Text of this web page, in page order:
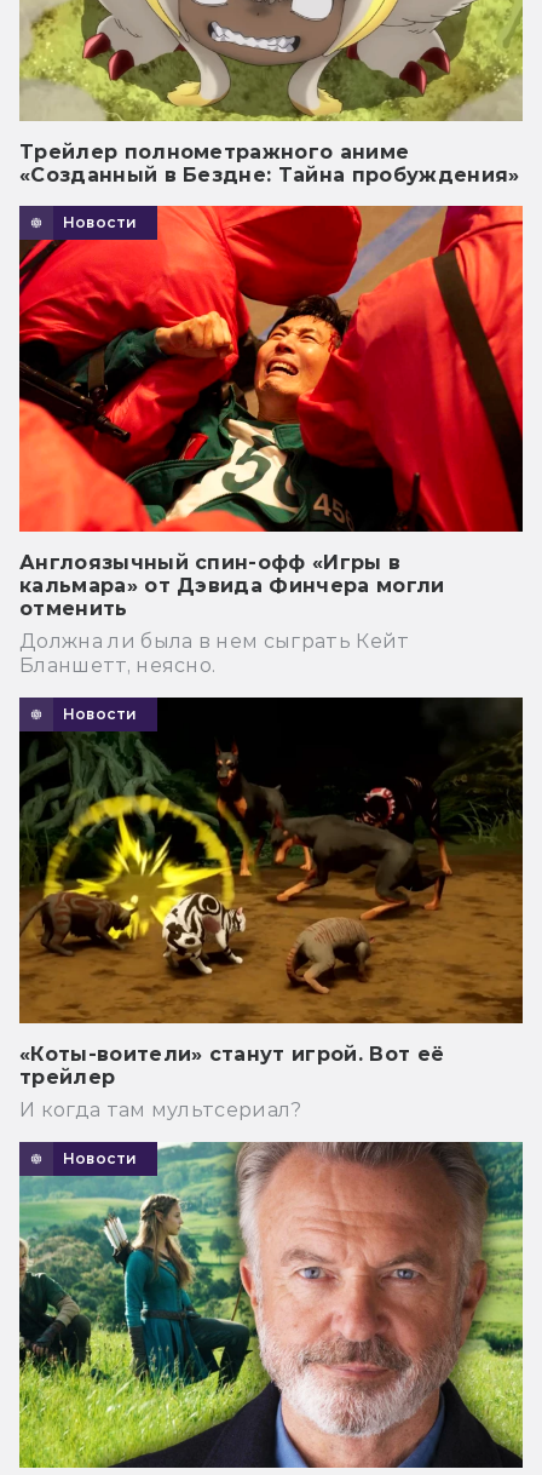
Трейлер полнометражного аниме
«Созданный в Бездне: Тайна пробуждения»
Новости
Англоязычный спин-офф «Игры в
кальмара» от Дэвида Финчера могли
отменить
Должна ли была в нем сыграть Кейт
Бланшетт, неясно.
Новости
«Коты-воители» станут игрой. Вот её
трейлер
И когда там мультсериал?
Новости